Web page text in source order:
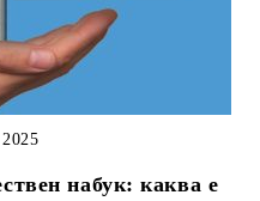
набук: каква е